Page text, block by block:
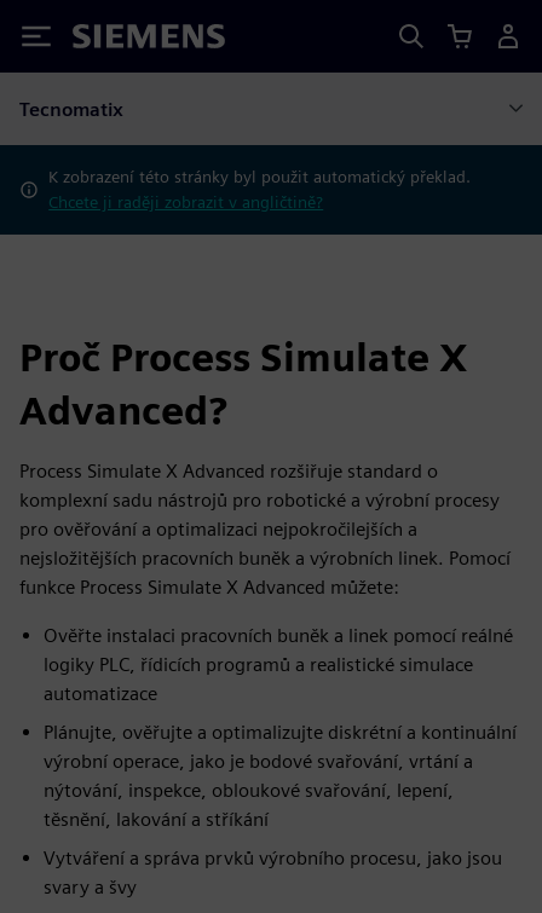
Siemens
Tecnomatix
K zobrazení této stránky byl použit automatický překlad.
Chcete ji raději zobrazit v angličtině?
Proč Process Simulate X
Advanced?
Process Simulate X Advanced rozšiřuje standard o
komplexní sadu nástrojů pro robotické a výrobní procesy
pro ověřování a optimalizaci nejpokročilejších a
nejsložitějších pracovních buněk a výrobních linek. Pomocí
funkce Process Simulate X Advanced můžete:
Ověřte instalaci pracovních buněk a linek pomocí reálné
logiky PLC, řídicích programů a realistické simulace
automatizace
Plánujte, ověřujte a optimalizujte diskrétní a kontinuální
výrobní operace, jako je bodové svařování, vrtání a
nýtování, inspekce, obloukové svařování, lepení,
těsnění, lakování a stříkání
Vytváření a správa prvků výrobního procesu, jako jsou
svary a švy